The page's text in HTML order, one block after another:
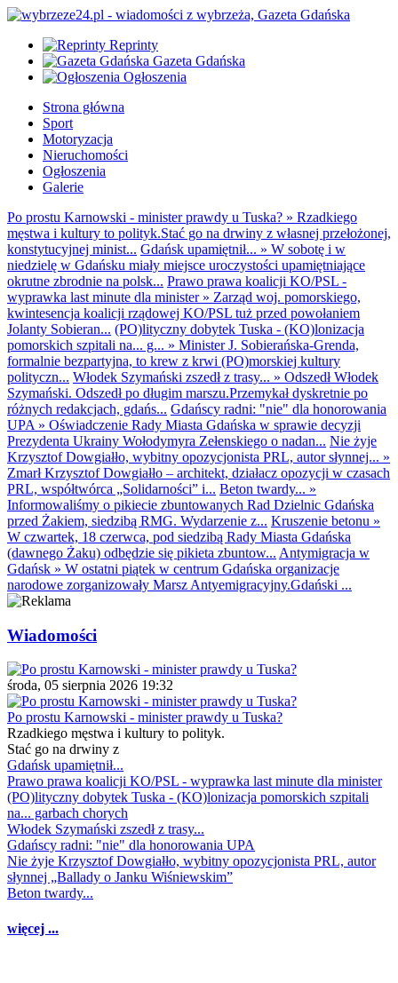
Reprinty
Gazeta Gdańska
Ogłoszenia
Strona główna
Sport
Motoryzacja
Nieruchomości
Ogłoszenia
Galerie
Po prostu Karnowski - minister prawdy u Tuska? » Rzadkiego
męstwa i kultury to polityk.Stać go na drwiny z własnej przełożonej,
konstytucyjnej minist... Gdańsk upamiętnił... » W sobotę i w
niedzielę w Gdańsku miały miejsce uroczystości upamiętniające
okrutne zbrodnie na polsk... Prawo prawa koalicji KO/PSL -
wyprawka last minute dla minister» Zarząd woj. pomorskiego,
kwintesencja koalicji rządowej KO/PSL tuż przed powołaniem
Jolanty Sobieran... (PO)lityczny dobytek Tuska - (KO)lonizacja
pomorskich szpitali na... g... » Minister J. Sobierańska-Grenda,
formalnie bezpartyjna, to krew z krwi (PO)morskiej kultury
polityczn... Włodek Szymański zszedł z trasy... » Odszedł Włodek
Szymański. Odszedł po długim marszu.Przemykał dyskretnie po
różnych redakcjach, gdańs... Gdańscy radni: "nie" dla honorowania
UPA » Oświadczenie Rady Miasta Gdańska w sprawie decyzji
Prezydenta Ukrainy Wołodymyra Zełenskiego o nadan... Nie żyje
Krzysztof Dowgiałło, wybitny opozycjonista PRL, autor słynnej... »
Zmarł Krzysztof Dowgiałło – architekt, działacz opozycji w czasach
PRL, współtwórca „Solidarności” i... Beton twardy... »
Informowaliśmy o pikiecie zbuntowanych Rad Dzielnic Gdańska
przed Żakiem, siedzibą RMG. Wydarzenie z... Kruszenie betonu »
W czwartek, 18 czerwca, pod siedzibą Rady Miasta Gdańska
(dawnego Żaku) odbędzie się pikieta zbuntow... Antymigracja w
Gdańsk » W ostatni piątek w centrum Gdańska organizacje
narodowe zorganizowały Marsz Antyemigracyjny.Gdański ...
Wiadomości
środa, 05 sierpnia 2026 19:32
Po prostu Karnowski - minister prawdy u Tuska?
Rzadkiego męstwa i kultury to polityk.
Stać go na drwiny z
Gdańsk upamiętnił...
Prawo prawa koalicji KO/PSL - wyprawka last minute dla minister
(PO)lityczny dobytek Tuska - (KO)lonizacja pomorskich szpitali
na... garbach chorych
Włodek Szymański zszedł z trasy...
Gdańscy radni: "nie" dla honorowania UPA
Nie żyje Krzysztof Dowgiałło, wybitny opozycjonista PRL, autor
słynnej „Ballady o Janku Wiśniewskim”
Beton twardy...
więcej ...